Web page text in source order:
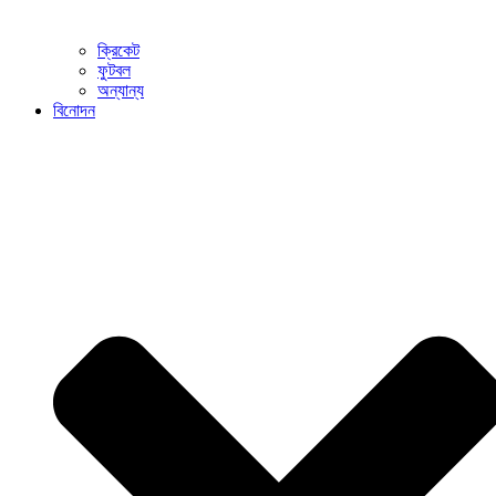
ক্রিকেট
ফুটবল
অন্যান্য
বিনোদন